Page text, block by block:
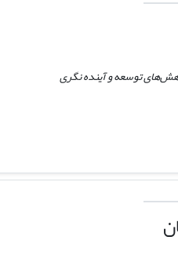
توسعه و آینده نگری